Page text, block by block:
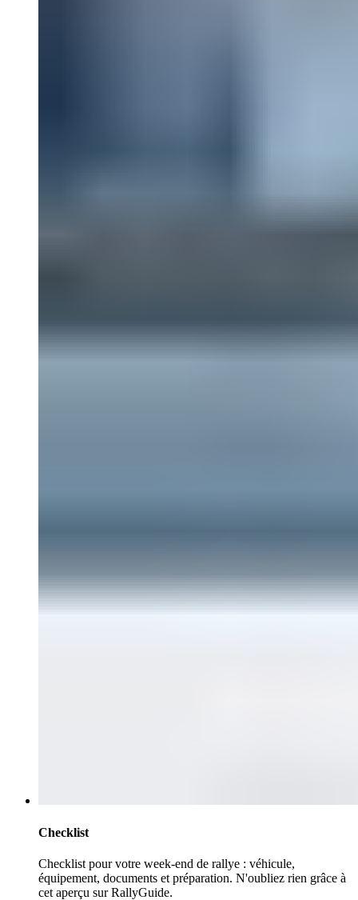
Checklist
Checklist pour votre week-end de rallye : véhicule,
équipement, documents et préparation. N'oubliez rien grâce à
cet aperçu sur RallyGuide.